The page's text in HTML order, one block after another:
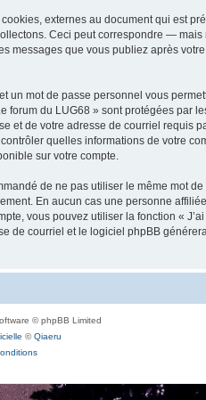
externes au document qui est
Ceci peut correspondre —
messages que vous publiez après
mot de passe personnel vous
du LUG68 » sont protégées par
et de votre adresse de courriel requis
quelles informations de votre
sur votre compte.
de ne pas utiliser le même mot
En aucun cas une personne
vous pouvez utiliser la fonction «
de courriel et le logiciel phpBB
© phpBB Limited
©Qiaeru